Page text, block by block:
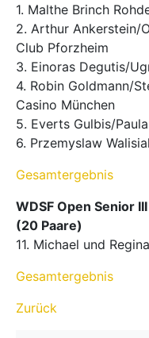
1. Malthe Brinch
2. Arthur Ankerstein/
Club Pforzheim
3. Einoras Degutis/
4. Robin Goldmann/
Casino München
5. Everts Gulbis/
6. Przemyslaw
Gesamtergebnis
WDSF Open Senior
(20 Paare)
11. Michael und
Gesamtergebnis
Zurück